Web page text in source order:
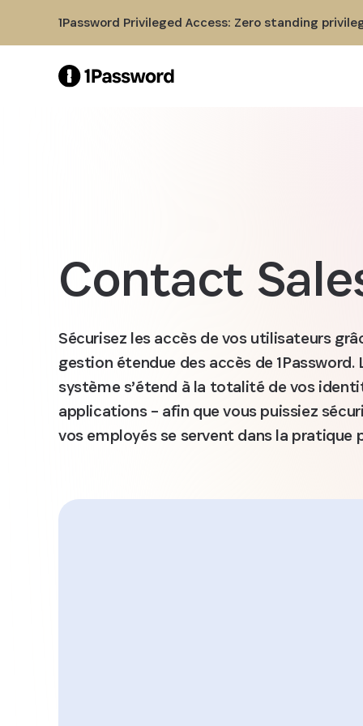
1Password Privileged Access: Zero standing
Contact
Sécurisez les accès de vos utilisateurs
gestion étendue des accès de
système s’étend à la totalité de vos
applications – afin que vous puissiez
vos employés se servent dans la pratique